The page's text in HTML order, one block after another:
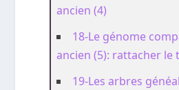
ancien (4)
18-Le génome
ancien (5): rattacher le
19-Les arbres